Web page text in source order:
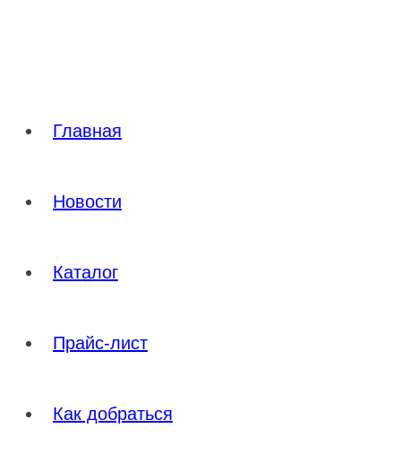
Главная
Новости
Каталог
Прайс-лист
Как добраться